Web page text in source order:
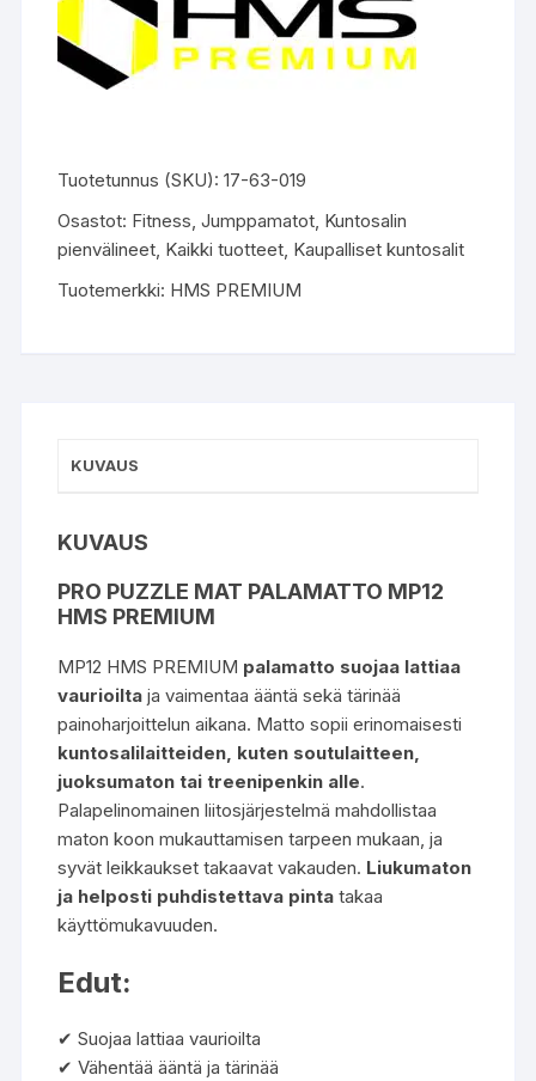
Tuotetunnus (SKU):17-63-019
Osastot: Fitness,Jumppamatot, Kuntosalin
pienvälineet, Kaikki tuotteet, Kaupalliset kuntosalit
Tuotemerkki: HMS PREMIUM
KUVAUS
KUVAUS
PRO PUZZLE MAT PALAMATTO MP12
HMS PREMIUM
MP12 HMS PREMIUM palamatto suojaa lattiaa
vaurioilta ja vaimentaa ääntä sekä tärinää
painoharjoittelun aikana. Matto sopii erinomaisesti
kuntosalilaitteiden, kuten soutulaitteen,
juoksumaton tai treenipenkin alle.
Palapelinomainen liitosjärjestelmä mahdollistaa
maton koon mukauttamisen tarpeen mukaan, ja
syvät leikkaukset takaavat vakauden. Liukumaton
ja helposti puhdistettava pinta takaa
käyttömukavuuden.
Edut:
✔ Suojaa lattiaa vaurioilta
✔ Vähentää ääntä ja tärinää